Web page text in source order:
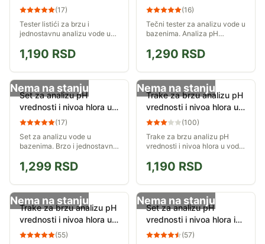
broma i alkaliteta u vodi
(17)
Tester listići za brzu i
jednostavnu analizu vode u
pH vrednosti, nivoa hlora,
nivoa broma i alkaliteta vode.
1,190 RSD
vodi bazena Emaux
(16)
Tečni tester za analizu vode u
bazenima. Analiza pH
1,290 RSD
Nema na stanju
Set za analizu pH
vrednosti i nivoa hlora u
vodi bazena DPool kapi
(17)
Set za analizu vode u
bazenima. Brzo i jednostavno
hlora u vodi. Sadržaj seta je
dovoljan za oko 50 merenja.
1,299 RSD
Nema na stanju
Trake za brzu analizu pH
vrednosti i nivoa hlora u
vodi VEL 103
(100)
Trake za brzu analizu pH
vrednosti i nivoa hlora u vodi.
50 merenja.
1,190 RSD
Nema na stanju
Trake za brzu analizu pH
vrednosti i nivoa hlora u
vodi Aquacheck
(55)
Nema na stanju
Set za analizu pH
vrednosti i nivoa hlora i
broma u vodi
(57)